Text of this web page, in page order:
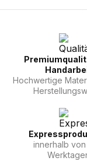
Hochwertige
innerhalb